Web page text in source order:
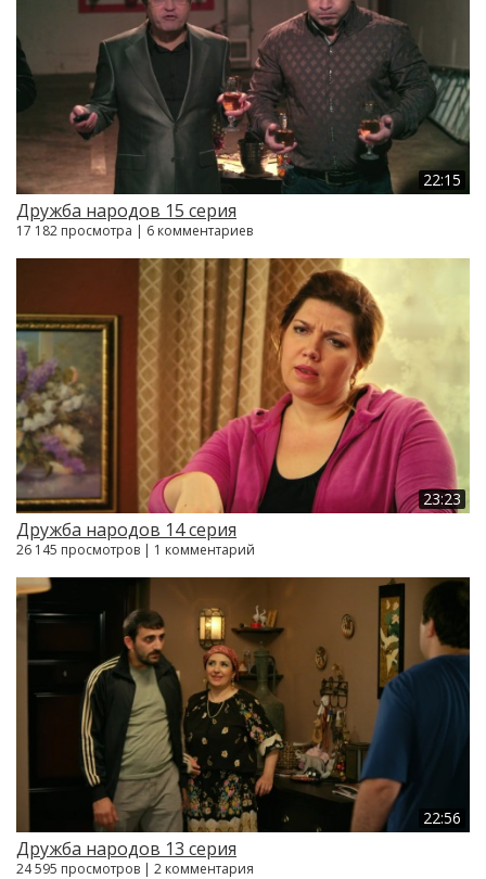
22:15
Дружба народов 15 серия
17 182 просмотра | 6 комментариев
23:23
Дружба народов 14 серия
26 145 просмотров | 1 комментарий
22:56
Дружба народов 13 серия
24 595 просмотров | 2 комментария